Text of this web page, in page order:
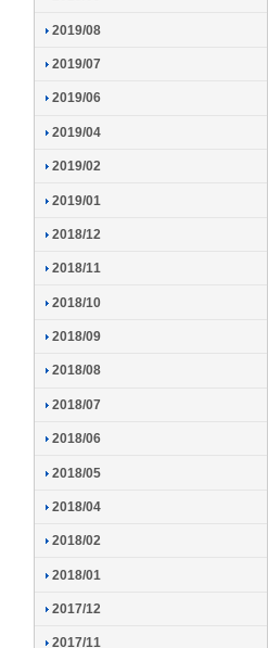
2019/08
2019/07
2019/06
2019/04
2019/02
2019/01
2018/12
2018/11
2018/10
2018/09
2018/08
2018/07
2018/06
2018/05
2018/04
2018/02
2018/01
2017/12
2017/11